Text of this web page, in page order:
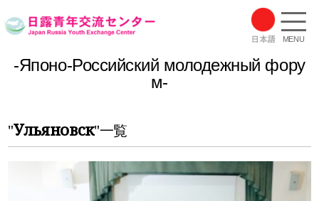
MENU
-Японо-Российский молодежный фору
м-
"Ульяновск"一覧